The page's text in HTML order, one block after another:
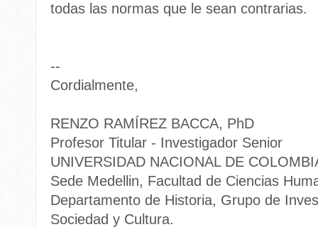
todas las normas que le sean contrarias.
--
Cordialmente,
RENZO RAMÍREZ BACCA, PhD
Profesor Titular - Investigador Senior
UNIVERSIDAD NACIONAL DE
Sede Medellin, Facultad de Ciencias
Departamento de Historia, Grupo de
Sociedad y Cultura.